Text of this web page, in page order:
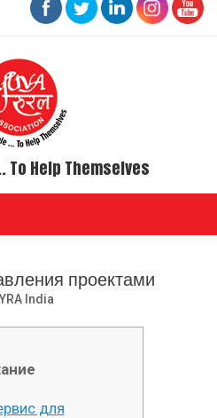
To Help Themselves
проектами
YRA India
для